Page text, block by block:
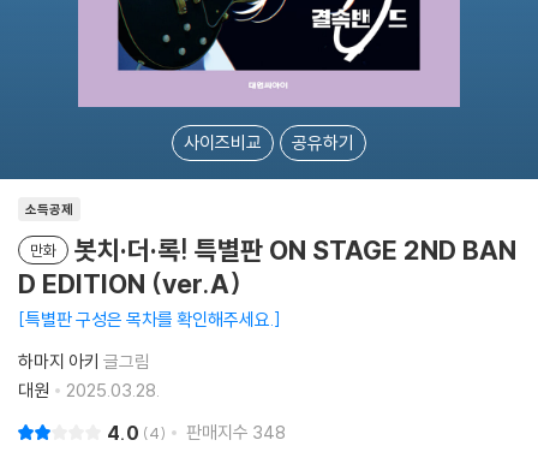
사이즈비교 공유하기
소득공제
만화
봇치·더·록! 특별판 ON STAGE 2ND BAN
D EDITION (ver.A)
특별판 구성은 목차를 확인해주세요.
하마지 아키 글그림
대원
2025.03.28.
4.0 4 판매지수 348